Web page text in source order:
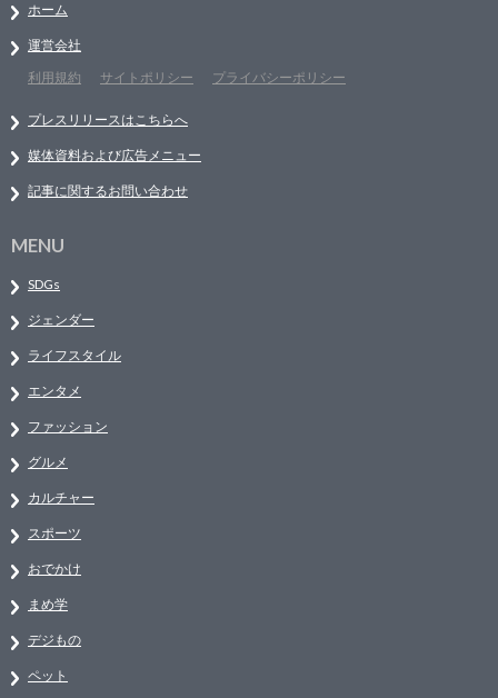
ホーム
運営会社
利用規約
サイトポリシー プライバシーポリシー
プレスリリースはこちらへ
媒体資料および広告メニュー
記事に関するお問い合わせ
MENU
SDGs
ジェンダー
ライフスタイル
エンタメ
ファッション
グルメ
カルチャー
スポーツ
おでかけ
まめ学
デジもの
ペット